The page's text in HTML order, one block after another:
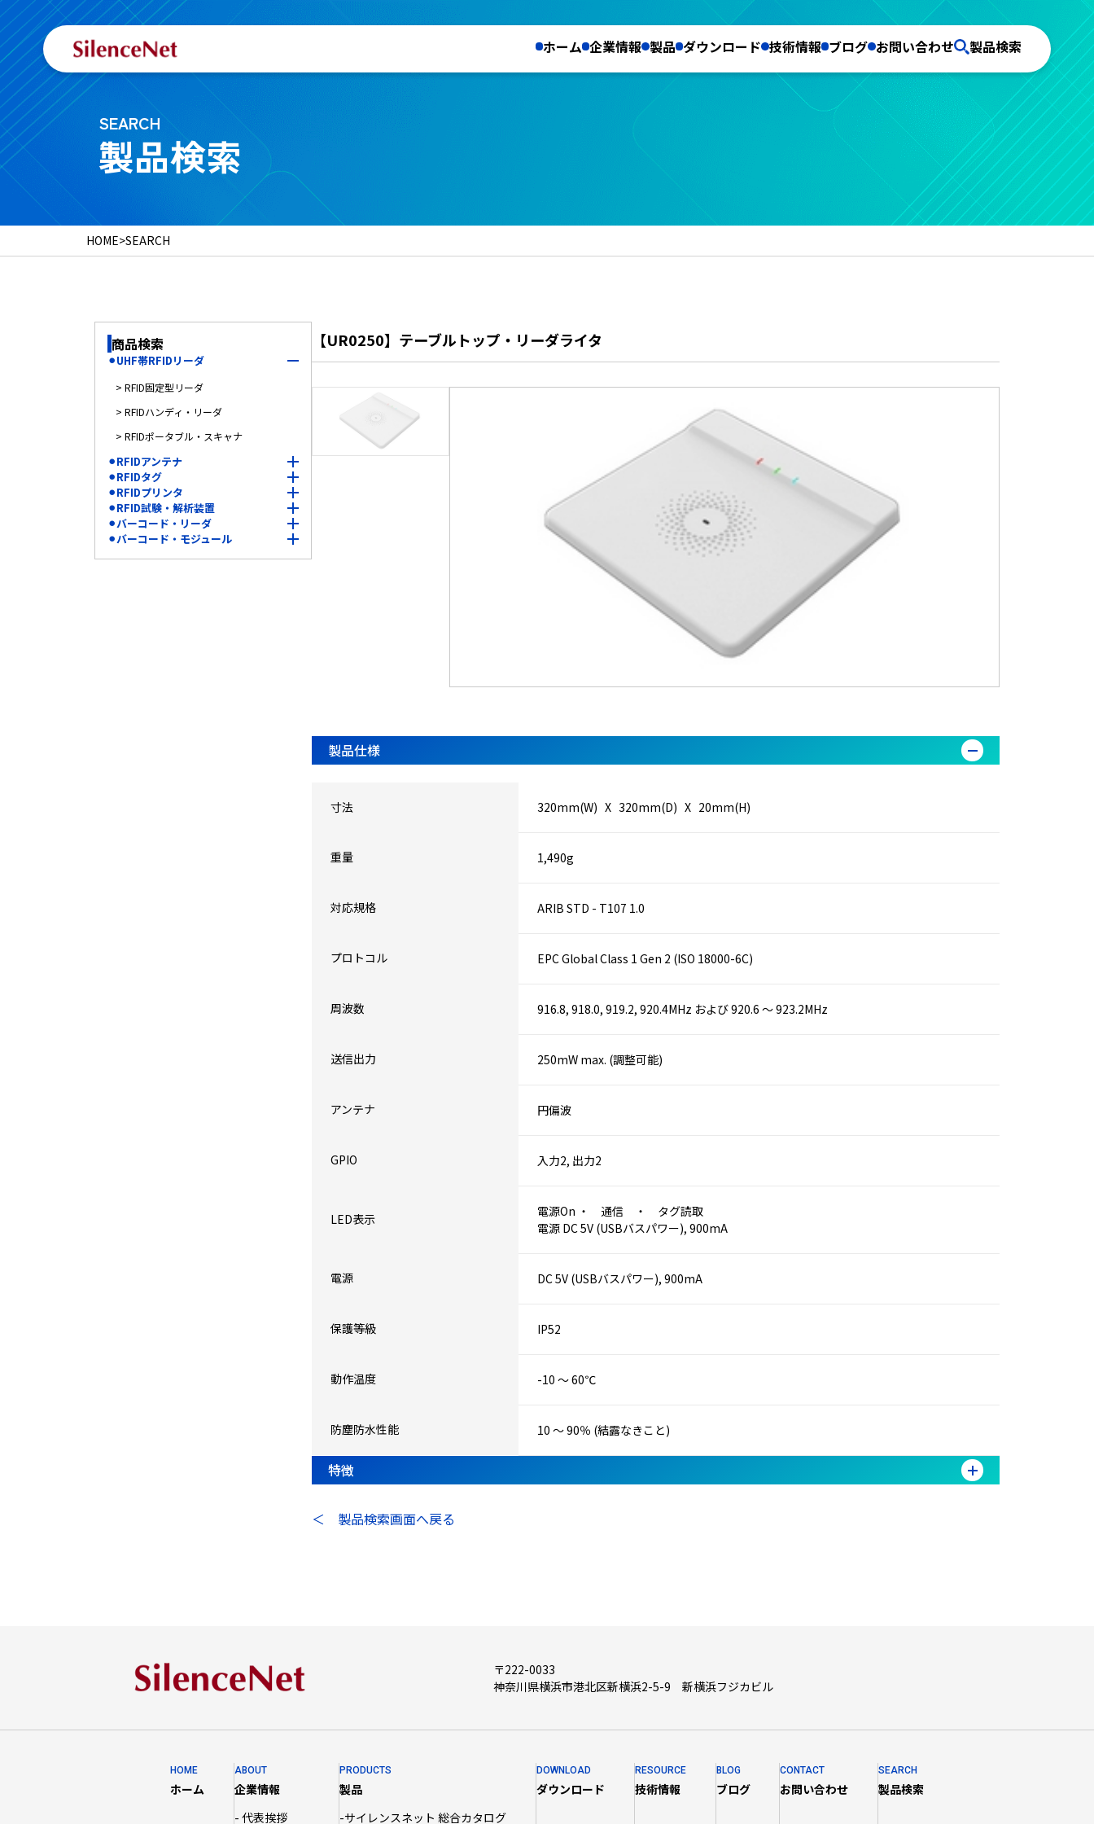
ホーム 企業情報 製品 ダウンロード 技術情報 ブログ お問い合わせ 製品検索
SEARCH
製品検索
HOME>SEARCH
商品検索
⚫︎UHF帯RFIDリーダ
> RFID固定型リーダ
> RFIDハンディ・リーダ
> RFIDポータブル・スキャナ
⚫︎RFIDアンテナ
⚫︎RFIDタグ
⚫︎RFIDプリンタ
⚫︎RFID試験・解析装置
⚫︎バーコード・リーダ
⚫︎バーコード・モジュール
【UR0250】テーブルトップ・リーダライタ
製品仕様
寸法 320mm(W) X 320mm(D) X 20mm(H)
重量 1,490g
対応規格 ARIB STD - T107 1.0
プロトコル EPC Global Class 1 Gen 2 (ISO 18000-6C)
周波数 916.8, 918.0, 919.2, 920.4MHz および 920.6 ～ 923.2MHz
送信出力 250mW max. (調整可能)
アンテナ 円偏波
GPIO 入力2, 出力2
LED表示
電源On ・ 通信 ・ タグ読取
電源 DC 5V (USBバスパワー), 900mA
電源 DC 5V (USBバスパワー), 900mA
保護等級 IP52
動作温度 -10 ～ 60℃
防塵防水性能 10 ～ 90％ (結露なきこと)
特徴
＜ 製品検索画面へ戻る
〒222-0033
神奈川県横浜市港北区新横浜2-5-9 新横浜フジカビル
HOME
ホーム
ABOUT
企業情報
- 代表挨拶
PRODUCTS
製品
-サイレンスネット 総合カタログ
DOWNLOAD
ダウンロード
RESOURCE
技術情報
BLOG
ブログ
CONTACT
お問い合わせ
SEARCH
製品検索